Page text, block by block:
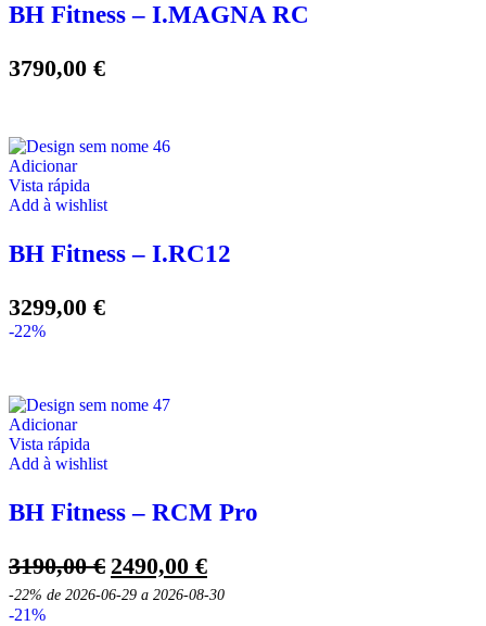
BH Fitness – I.MAGNA RC
3790,00 €
Adicionar
Vista rápida
Add à wishlist
BH Fitness – I.RC12
3299,00 €
-22%
Adicionar
Vista rápida
Add à wishlist
BH Fitness – RCM Pro
3190,00€ O
preço
2490,00 €O
preço
-22% de 2026-06-29 a 2026-08-30
-21%